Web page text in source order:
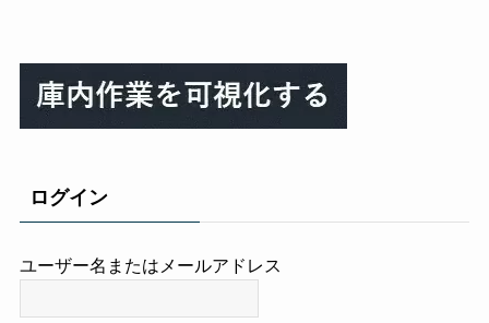
ログイン
ユーザー名またはメールアドレス